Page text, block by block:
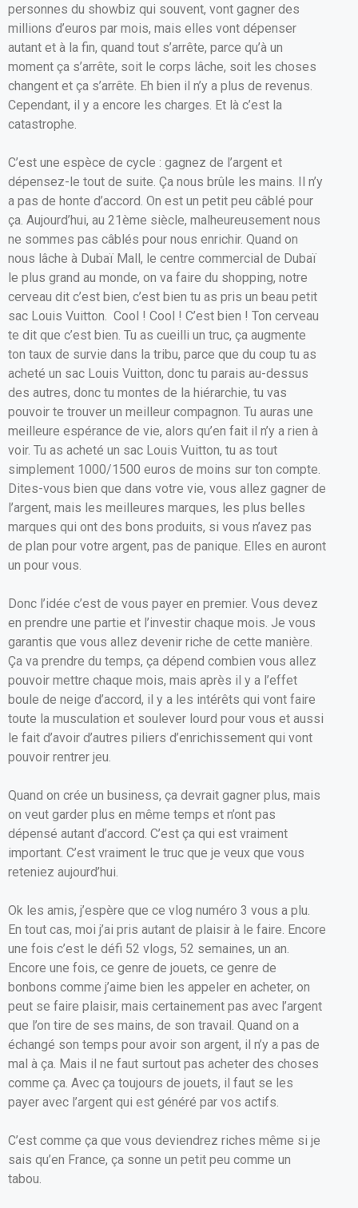
personnes du showbiz qui souvent, vont gagner des
millions d’euros par mois, mais elles vont dépenser
autant et à la fin, quand tout s’arrête, parce qu’à un
moment ça s’arrête, soit le corps lâche, soit les choses
changent et ça s’arrête. Eh bien il n’y a plus de revenus.
Cependant, il y a encore les charges. Et là c’est la
catastrophe.
C’est une espèce de cycle : gagnez de l’argent et
dépensez-le tout de suite. Ça nous brûle les mains. Il n’y
a pas de honte d’accord. On est un petit peu câblé pour
ça. Aujourd’hui, au 21ème siècle, malheureusement nous
ne sommes pas câblés pour nous enrichir. Quand on
nous lâche à Dubaï Mall, le centre commercial de Dubaï
le plus grand au monde, on va faire du shopping, notre
cerveau dit c’est bien, c’est bien tu as pris un beau petit
sac Louis Vuitton. Cool ! Cool ! C’est bien ! Ton cerveau
te dit que c’est bien. Tu as cueilli un truc, ça augmente
ton taux de survie dans la tribu, parce que du coup tu as
acheté un sac Louis Vuitton, donc tu parais au-dessus
des autres, donc tu montes de la hiérarchie, tu vas
pouvoir te trouver un meilleur compagnon. Tu auras une
meilleure espérance de vie, alors qu’en fait il n’y a rien à
voir. Tu as acheté un sac Louis Vuitton, tu as tout
simplement 1000/1500 euros de moins sur ton compte.
Dites-vous bien que dans votre vie, vous allez gagner de
l’argent, mais les meilleures marques, les plus belles
marques qui ont des bons produits, si vous n’avez pas
de plan pour votre argent, pas de panique. Elles en auront
un pour vous.
Donc l’idée c’est de vous payer en premier. Vous devez
en prendre une partie et l’investir chaque mois. Je vous
garantis que vous allez devenir riche de cette manière.
Ça va prendre du temps, ça dépend combien vous allez
pouvoir mettre chaque mois, mais après il y a l’effet
boule de neige d’accord, il y a les intérêts qui vont faire
toute la musculation et soulever lourd pour vous et aussi
le fait d’avoir d’autres piliers d’enrichissement qui vont
pouvoir rentrer jeu.
Quand on crée un business, ça devrait gagner plus, mais
on veut garder plus en même temps et n’ont pas
dépensé autant d’accord. C’est ça qui est vraiment
important. C’est vraiment le truc que je veux que vous
reteniez aujourd’hui.
Ok les amis, j’espère que ce vlog numéro 3 vous a plu.
En tout cas, moi j’ai pris autant de plaisir à le faire. Encore
une fois c’est le défi 52 vlogs, 52 semaines, un an.
Encore une fois, ce genre de jouets, ce genre de
bonbons comme j’aime bien les appeler en acheter, on
peut se faire plaisir, mais certainement pas avec l’argent
que l’on tire de ses mains, de son travail. Quand on a
échangé son temps pour avoir son argent, il n’y a pas de
mal à ça. Mais il ne faut surtout pas acheter des choses
comme ça. Avec ça toujours de jouets, il faut se les
payer avec l’argent qui est généré par vos actifs.
C’est comme ça que vous deviendrez riches même si je
sais qu’en France, ça sonne un petit peu comme un
tabou.